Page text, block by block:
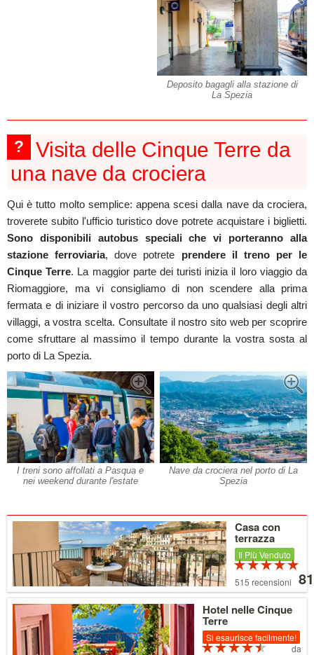
Deposito bagagli alla stazione di
La Spezia
?
Visita delle Cinque Terre da
una nave da crociera
Qui è tutto molto semplice: appena scesi dalla nave da crociera,
troverete subito l'ufficio turistico dove potrete acquistare i biglietti.
Sono disponibili autobus speciali che vi porteranno alla
stazione ferroviaria, dove potrete prendere il treno per le
Cinque Terre. La maggior parte dei turisti inizia il loro viaggio da
Riomaggiore, ma vi consigliamo di non scendere alla prima
fermata e di iniziare il vostro percorso da uno qualsiasi degli altri
villaggi, a vostra scelta. Consultate il nostro sito web per scoprire
come sfruttare al massimo il tempo durante la vostra sosta al
porto di La Spezia.
I treni sono affollati a Pasqua e
nei weekend durante l'estate
Nave da crociera nel porto di La
Spezia
Casa con
terrazza
Il Più Venduto
5 su 5 stelle
515 recensioni a
da
Dettagli
Hotel nelle Cinque
Terre
Si esaurisce facilmente!
Prezzo
da
Dettagli